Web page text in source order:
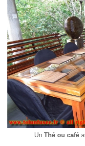
Un Thé ou café